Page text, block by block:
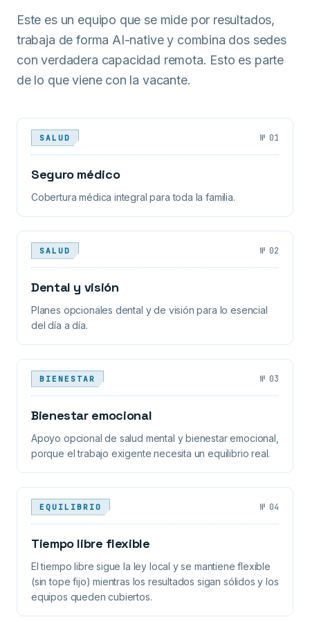
Este es un equipo que se mide por resultados,
trabaja de forma AI-native y combina dos sedes
con verdadera capacidad remota. Esto es parte
de lo que viene con la vacante.
SALUD № 01
Seguro médico
Cobertura médica integral para toda la familia.
SALUD № 02
Dental y visión
Planes opcionales dental y de visión para lo esencial
del día a día.
BIENESTAR № 03
Bienestar emocional
Apoyo opcional de salud mental y bienestar emocional,
porque el trabajo exigente necesita un equilibrio real.
EQUILIBRIO № 04
Tiempo libre flexible
El tiempo libre sigue la ley local y se mantiene flexible
(sin tope fijo) mientras los resultados sigan sólidos y los
equipos queden cubiertos.